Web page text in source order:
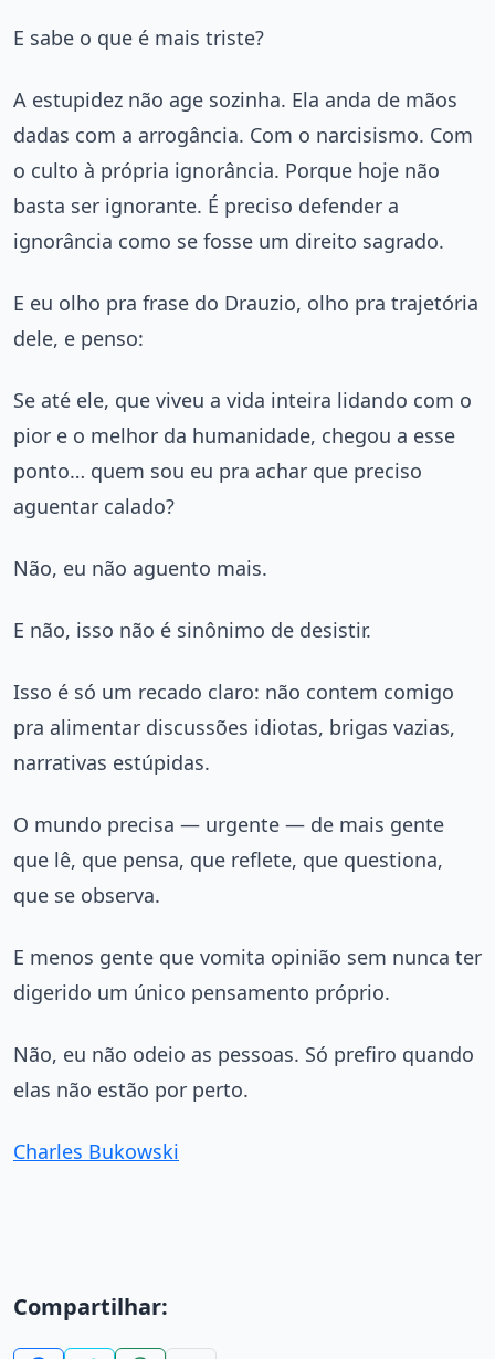
E sabe o que é mais triste?
A estupidez não age sozinha. Ela anda de mãos
dadas com a arrogância. Com o narcisismo. Com
o culto à própria ignorância. Porque hoje não
basta ser ignorante. É preciso defender a
ignorância como se fosse um direito sagrado.
E eu olho pra frase do Drauzio, olho pra trajetória
dele, e penso:
Se até ele, que viveu a vida inteira lidando com o
pior e o melhor da humanidade, chegou a esse
ponto… quem sou eu pra achar que preciso
aguentar calado?
Não, eu não aguento mais.
E não, isso não é sinônimo de desistir.
Isso é só um recado claro: não contem comigo
pra alimentar discussões idiotas, brigas vazias,
narrativas estúpidas.
O mundo precisa — urgente — de mais gente
que lê, que pensa, que reflete, que questiona,
que se observa.
E menos gente que vomita opinião sem nunca ter
digerido um único pensamento próprio.
Não, eu não odeio as pessoas. Só prefiro quando
elas não estão por perto.
Charles Bukowski
Compartilhar: